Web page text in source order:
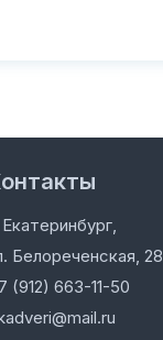
Екатеринбург,
Белореченская, 28
(912) 663-11-50